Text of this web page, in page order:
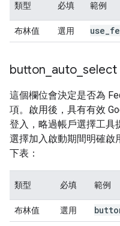
類型 必填 範例
布林值 選用 use
button auto select
這個欄位會決定是否為
項。啟用後，具有有效
登入，略過帳戶選擇工具
選擇加入啟動期間明確啟
下表：
類型 必填 範例
布林值 選用